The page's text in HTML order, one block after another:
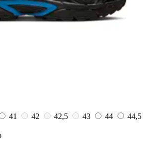
41 42 42,5 43 44
44,5